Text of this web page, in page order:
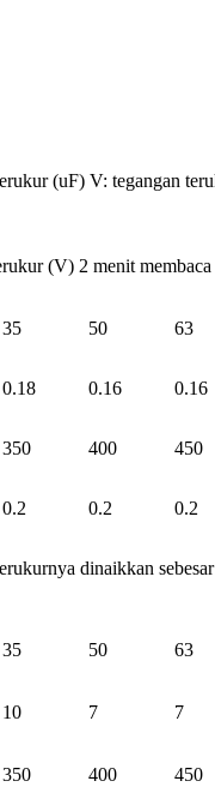
(uF) V: tegangan
(V) 2 menit membaca
35 50 63
0.18 0.16 0.16
350 400 450
0.2 0.2 0.2
dinaikkan
35 50 63
10 7 7
350 400 450